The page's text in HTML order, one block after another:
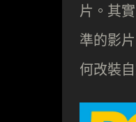
片。其
準的影
何改裝